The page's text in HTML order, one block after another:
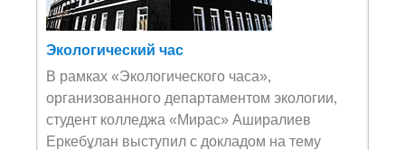
Экологический час
В рамках «Экологического часа»,
организованного департаментом экологии,
студент колледжа «Мирас» Аширалиев
Еркебұлан выступил с докладом на тему